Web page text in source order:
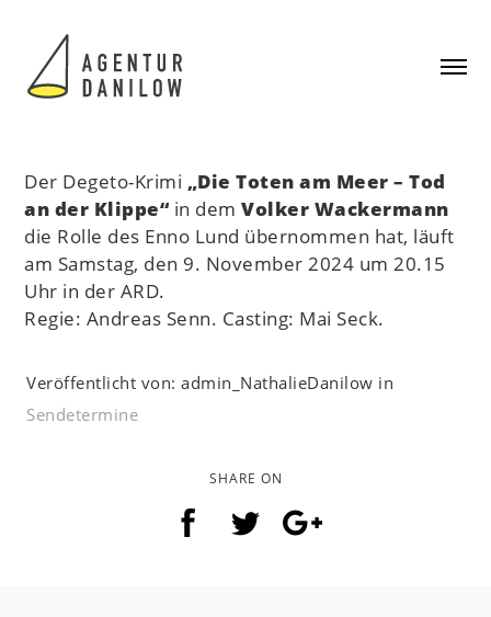
Der Degeto-Krimi „Die Toten am Meer – Tod
an der Klippe“ in demVolker Wackermann
die Rolle des Enno Lund übernommen hat, läuft
am Samstag, den 9. November 2024 um 20.15
Uhr in der ARD.
Regie: Andreas Senn. Casting: Mai Seck.
Veröffentlicht von: admin_NathalieDanilow in
Sendetermine
SHARE ON